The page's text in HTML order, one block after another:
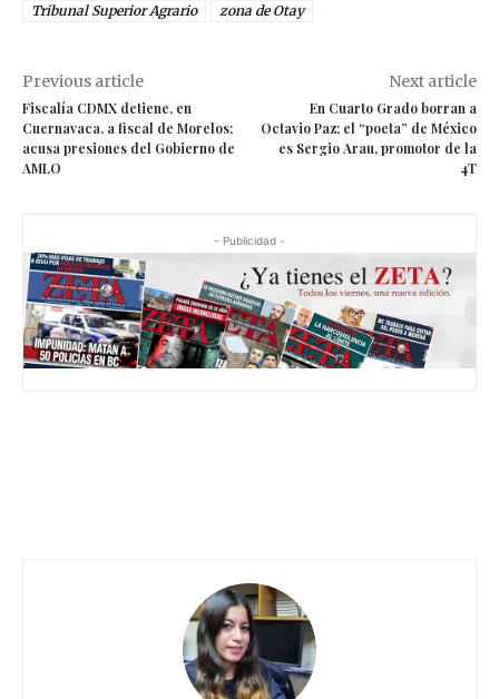
Tribunal Superior Agrario
zona de Otay
Previous article
Fiscalía CDMX detiene, en
Cuernavaca, a fiscal de Morelos;
acusa presiones del Gobierno de
AMLO
Next article
En Cuarto Grado borran a
Octavio Paz; el “poeta” de México
es Sergio Arau, promotor de la
4T
- Publicidad -